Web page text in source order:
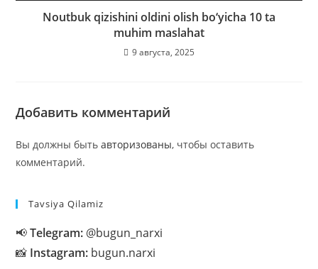
Noutbuk qizishini oldini olish bo‘yicha 10 ta
muhim maslahat
9 августа, 2025
Добавить комментарий
Вы должны бытьавторизованы, чтобы оставить
комментарий.
Tavsiya Qilamiz
📢Telegram: @bugun_narxi
📸 Instagram: bugun.narxi